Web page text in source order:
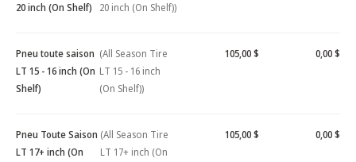
20 inch (On Shelf)
20 inch (On Shelf))
Pneu toute saison
LT 15 - 16 inch (On
Shelf)
(All Season Tire
LT 15 - 16 inch
(On Shelf))
105,00 $ 0,00 $
Pneu Toute Saison
LT 17+ inch (On
(All Season Tire
LT 17+ inch (On
105,00 $ 0,00 $